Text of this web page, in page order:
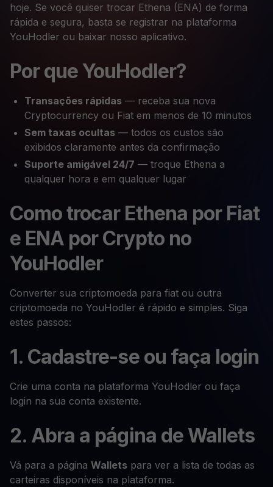
hoje. Se você quiser trocar Ethena (ENA) de forma
rápida e segura, basta se registrar na plataforma
YouHodler ou baixar nosso aplicativo.
Por que YouHodler?
Transações rápidas — receba sua nova
Cryptocurrency ou Fiat em menos de 10 minutos
Sem taxas ocultas — todos os custos são
exibidos claramente antes da confirmação
Suporte amigável 24/7 — troque Ethena a
qualquer hora e em qualquer lugar
Como trocar Ethena por Fiat
e ENA por Crypto no
YouHodler
Converter sua criptomoeda para fiat ou outra
criptomoeda no YouHodler é rápido e simples. Siga
estes passos:
1. Cadastre-se ou faça login
Crie uma conta na plataforma YouHodler ou faça
login na sua conta existente.
2. Abra a página de Wallets
Vá para a página Wallets para ver a lista de todas as
carteiras disponíveis na plataforma.